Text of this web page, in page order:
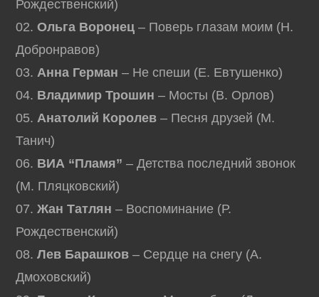
Рождественский)
02.Ольга Воронец – Поверь глазам моим (Н.
Добронравов)
03.Анна Герман – Не спеши (Е. Евтушенко)
04. Владимир Трошин – Мосты (В. Орлов)
05.Анатолий Королев – Песня друзей (М.
Танич)
06. ВИА “Пламя” – Детства последний звонок
(М. Пляцковский)
07.Жан Татлян – Воспоминание (Р.
Рождественский)
08.Лев Барашков – Сердце на снегу (А.
Дмоховский)